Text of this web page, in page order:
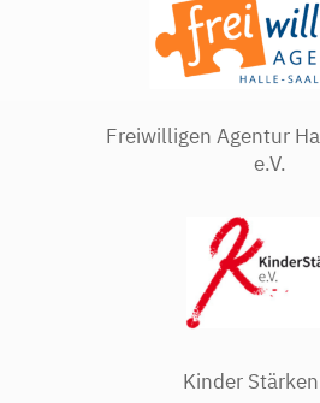
Freiwilligen Agentur
e.V.
Kinder Stärken